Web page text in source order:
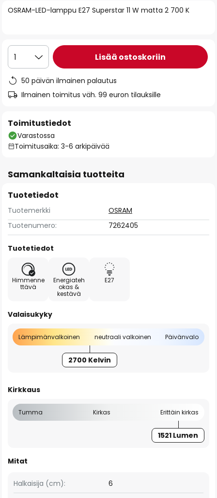
of
gallery
OSRAM-LED-lamppu E27 Superstar 11 W matta 2 700 K
1 Lisää ostoskoriin
50 päivän ilmainen palautus
Ilmainen toimitus väh. 99 euron tilauksille
Toimitustiedot
Varastossa
Toimitusaika: 3-6 arkipäivää
Samankaltaisia tuotteita
Tuotetiedot
Tuotemerkki
OSRAM
Tuotenumero:
7262405
Tuotetiedot
Himmenne
ttävä
Energiateh
okas &
kestävä
E27
Valaisukyky
Lämpimänvalkoinen neutraali valkoinen Päivänvalo
2700 Kelvin
Kirkkaus
Tumma Kirkas Erittäin kirkas
1521 Lumen
Mitat
Halkaisija (cm): 6